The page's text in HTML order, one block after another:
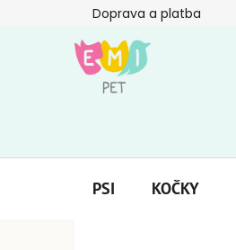
Doprava a platba
PSI KOČKY